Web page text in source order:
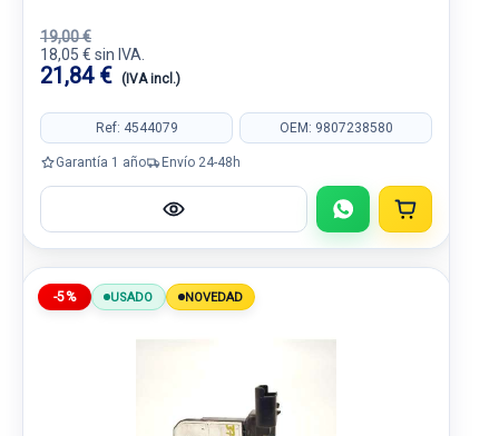
19,00 €
18,05 € sin IVA.
21,84 € (IVA incl.)
Ref: 4544079 OEM: 9807238580
Garantía 1 año Envío 24-48h
-5% USADO NOVEDAD